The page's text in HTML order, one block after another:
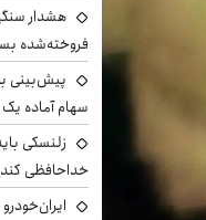
هشدار
فروخته‌شده
سهام آماده
زلنسکی
خداحافظی کند